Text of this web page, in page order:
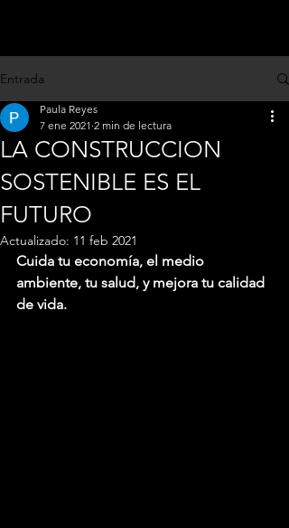
Entrada
LA CONSTRUCCION
SOSTENIBLE ES EL
FUTURO
Paula Reyes
7 ene 2021 2 min de lectura
Actualizado: 11 feb 2021
Cuida tu economía, el medio
ambiente, tu salud, y mejora tu calidad
de vida.